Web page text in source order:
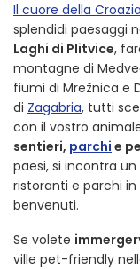
Il cuore della Croazia
splendidi paesaggi
Laghi di Plitvice,
montagne di
fiumi di Mrežnica e
di Zagabria, tutti
con il vostro
sentieri, parchi e
paesi, si incontra
ristoranti e parchi
benvenuti.
Se volete
ville pet-friendly